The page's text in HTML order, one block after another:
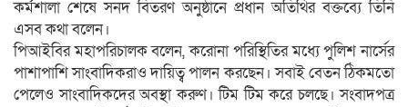
কর্মশালা শেষে সনদ বিতরণ অনুষ্ঠানে প্রধান অতিথির বক্তব্যে তিনি
এসব কথা বলেন।
পিআইবির মহাপরিচালক বলেন, করোনা পরিস্থিতির মধ্যে পুলিশ নার্সের
পাশাপাশি সাংবাদিকরাও দায়িত্ব পালন করছেন। সবাই বেতন ঠিকমতো
পেলেও সাংবাদিকদের অবস্থা করুণ। টিম টিম করে চলছে। সংবাদপত্র